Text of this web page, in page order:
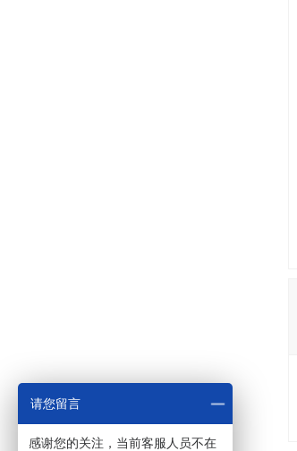
请您留言
感谢您的关注，当前客服人员不在